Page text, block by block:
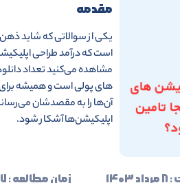
مقدمه
یکی از سوالاتی که شاید
است که درآمد طراحی
مشاهده می‌کنید تعداد
های پولی است و همیشه برای
آن‌ها را به مقصدشان
اپلیکیشن‌ها آشکار شود.
زمان مطالعه : ۷ دقیقه